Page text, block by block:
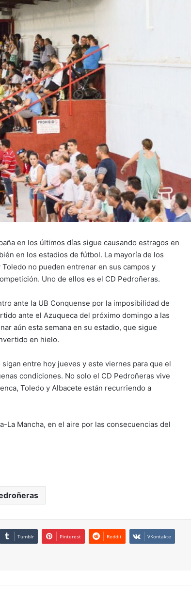
en los últimos días sigue causando estragos en
en los estadios de fútbol. La mayoría de los
no pueden entrenar en sus campos y
Uno de ellos es el CD Pedroñeras.
ante la UB Conquense por la imposibilidad de
ante el Azuqueca del próximo domingo a las
aún esta semana en su estadio, que sigue
en hielo.
entre hoy jueves y este viernes para que el
condiciones. No solo el CD Pedroñeras vive
Toledo y Albacete están recurriendo a
La Mancha, en el aire por las consecuencias del
Tumblr Pinterest Reddit VKontakte